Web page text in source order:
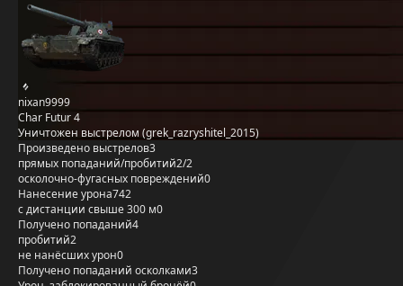
nixan9999
Char Futur 4
Уничтожен выстрелом (grek_razryshitel_2015)
Произведено выстрелов3
прямых попаданий/пробитий2/2
осколочно-фугасных повреждений0
Нанесение урона742
с дистанции свыше 300 м0
Получено попаданий4
пробитий2
не нанёсших урон0
Получено попаданий осколками3